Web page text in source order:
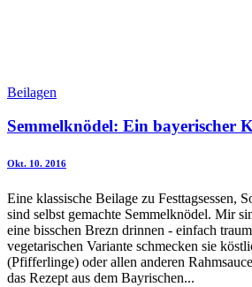
Beilagen
Semmelknödel: Ein bayerischer
Okt. 10. 2016
Eine klassische Beilage zu Festtagsessen,
sind selbst gemachte Semmelknödel. Mir
eine bisschen Brezn drinnen - einfach
vegetarischen Variante schmecken sie
(Pfifferlinge) oder allen anderen
das Rezept aus dem Bayrischen...